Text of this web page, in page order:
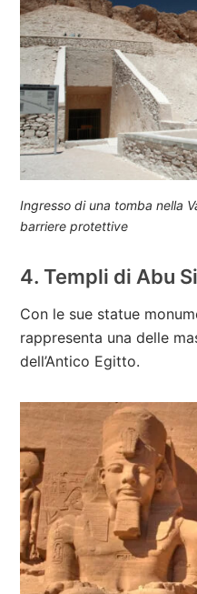
Ingresso di una tomba nella
barriere protettive
4. Templi di Abu
Con le sue statue
rappresenta una delle
dell’Antico Egitto.